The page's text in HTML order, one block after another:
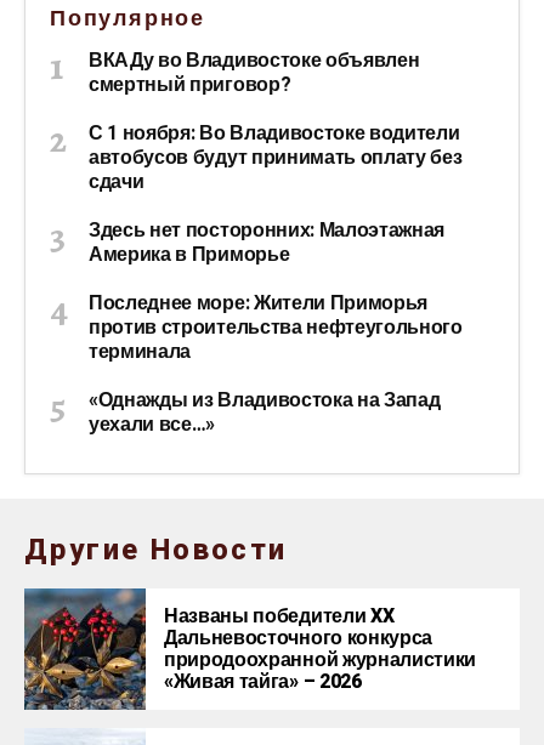
Популярное
ВКАДу во Владивостоке объявлен
смертный приговор?
С 1 ноября: Во Владивостоке водители
автобусов будут принимать оплату без
сдачи
Здесь нет посторонних: Малоэтажная
Америка в Приморье
Последнее море: Жители Приморья
против строительства нефтеугольного
терминала
«Однажды из Владивостока на Запад
уехали все…»
Другие Новости
Названы победители XX
Дальневосточного конкурса
природоохранной журналистики
«Живая тайга» – 2026